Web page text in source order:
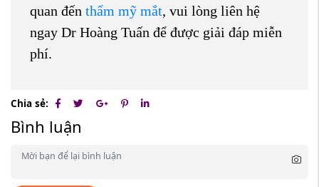
quan đến thẩm mỹ mắt, vui lòng liên hệ
ngay Dr Hoàng Tuấn để được giải đáp miễn
phí.
Chia sẻ:
Bình luận